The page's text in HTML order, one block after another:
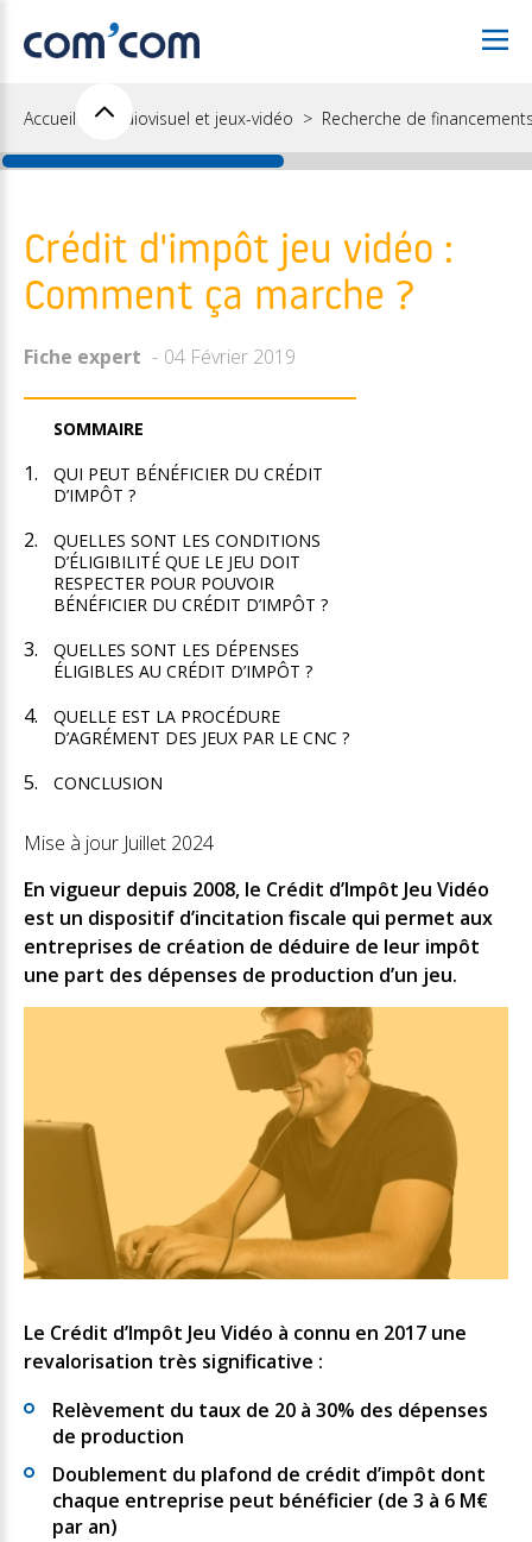
Accueil Audiovisuel et jeux-vidéo Recherche de
Crédit d'impôt jeu vidéo :
Comment ça marche ?
Fiche expert 04 Février 2019
SOMMAIRE
QUI PEUT BÉNÉFICIER DU CRÉDIT
D’IMPÔT ?
QUELLES SONT LES CONDITIONS
D’ÉLIGIBILITÉ QUE LE JEU DOIT
RESPECTER POUR POUVOIR
BÉNÉFICIER DU CRÉDIT D’IMPÔT ?
QUELLES SONT LES DÉPENSES
ÉLIGIBLES AU CRÉDIT D’IMPÔT ?
QUELLE EST LA PROCÉDURE
D’AGRÉMENT DES JEUX PAR LE CNC ?
CONCLUSION
Mise à jour Juillet 2024
En vigueur depuis 2008, le Crédit d’Impôt Jeu Vidéo
est un dispositif d’incitation fiscale qui permet aux
entreprises de création de déduire de leur impôt
une part des dépenses de production d’un jeu.
Le Crédit d’Impôt Jeu Vidéo à connu en 2017 une
revalorisation très significative :
Relèvement du taux de 20 à 30% des dépenses
de production
Doublement du plafond de crédit d’impôt dont
chaque entreprise peut bénéficier (de 3 à 6 M€
par an)